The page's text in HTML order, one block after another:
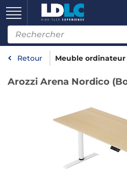
Retour Meuble ordinateur
Arozzi Arena Nordico